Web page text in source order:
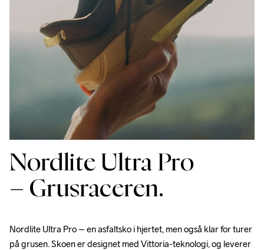
43 ½ 9
44 9 ½ 10 ½
44 ½
45 10 ½
45 ½ 11
31 47 12
48 ½ 13
Nordlite Ultra Pro
– Grusraceren.
Nordlite Ultra Pro – en asfaltsko i hjertet, men også klar for turer
på grusen. Skoen er designet med Vittoria-teknologi, og leverer